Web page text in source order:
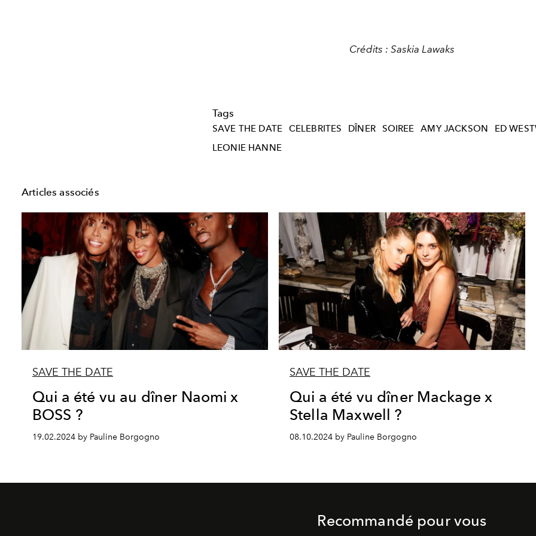
Crédits : Saskia Lawaks
Tags
SAVE THE DATE CELEBRITES DÎNER SOIREE AMY JACKSON
ED
LEONIE HANNE
Articles associés
SAVE THE DATE
Qui a été vu au dîner Naomi x
BOSS ?
19.02.2024 by Pauline Borgogno
SAVE THE DATE
Qui a été vu dîner Mackage x
Stella Maxwell ?
08.10.2024 by Pauline Borgogno
Recommandé pour vous